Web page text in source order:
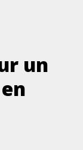
un